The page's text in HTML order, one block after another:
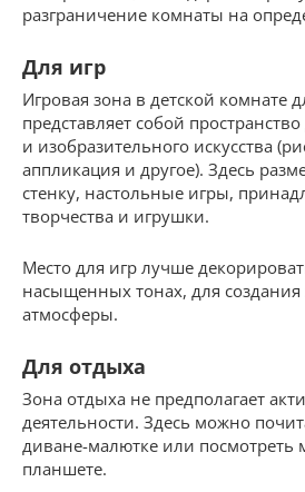
разграничение комнаты на
Для игр
Игровая зона в детской комнате
представляет собой
и изобразительного искусства
аппликация и другое). Здесь
стенку, настольные игры,
творчества и игрушки.
Место для игр лучше
насыщенных тонах, для создания
атмосферы.
Для отдыха
Зона отдыха не предполагает
деятельности. Здесь можно
диване-малютке или посмотреть
планшете.